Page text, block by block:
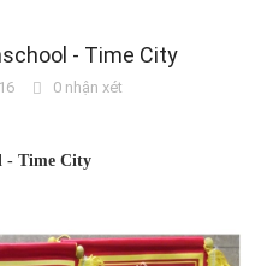
- Time City
0 nhận xét
- Time City